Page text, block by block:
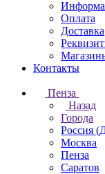
Оплата
Доставка
Контакты
Пенза
Назад
Города
Россия
Москва
Пенза
Саратов